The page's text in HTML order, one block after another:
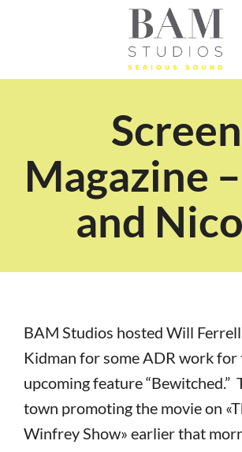
Screen
Magazine
and
BAM Studios hosted Will
Kidman for some ADR work for
upcoming feature “Bewitched.”
town promoting the movie on
Winfrey Show» earlier that